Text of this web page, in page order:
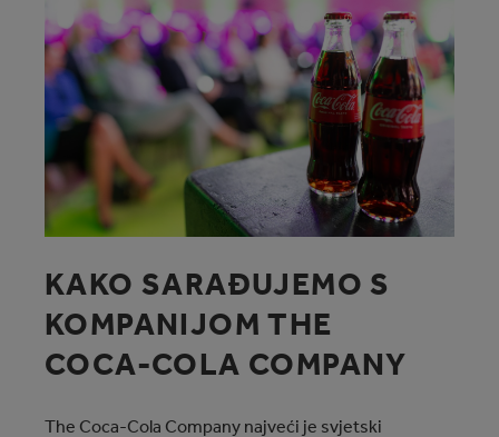
KAKO SARAĐUJEMO S
KOMPANIJOM THE
COCA‑COLA COMPANY
The Coca‑Cola Company najveći je svjetski